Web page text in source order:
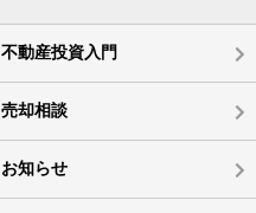
不動産投資入門
売却相談
お知らせ